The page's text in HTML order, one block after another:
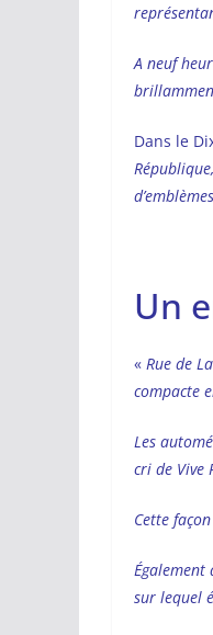
A neuf
Dans le
Un
« Rue de
compacte
Les
cri de Vive
Cette
sur lequel